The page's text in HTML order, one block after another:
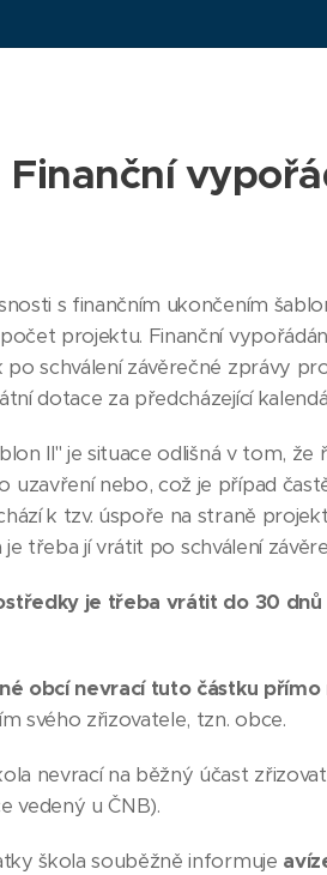
Finanční
s finančním ukončením
projektu. Finanční
po schválení závěrečné zprávy
dotace za předcházející
II" je situace odlišná v tom,
uzavření nebo, což je případ
k tzv. úspoře na straně
třeba jí vrátit po schválení
je třeba vrátit do 30
obcí nevrací tuto částku přímo
svého zřizovatele, tzn. obce.
nevrací na běžný účast
vedený u ČNB).
škola souběžně informuje